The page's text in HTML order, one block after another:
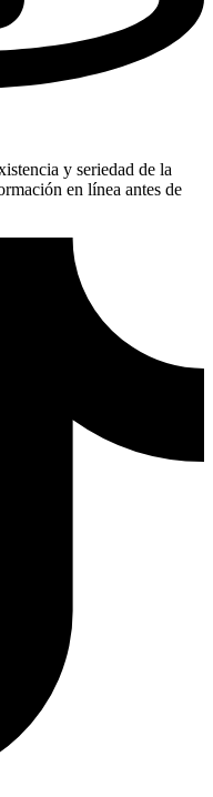
y seriedad de la
en línea antes de